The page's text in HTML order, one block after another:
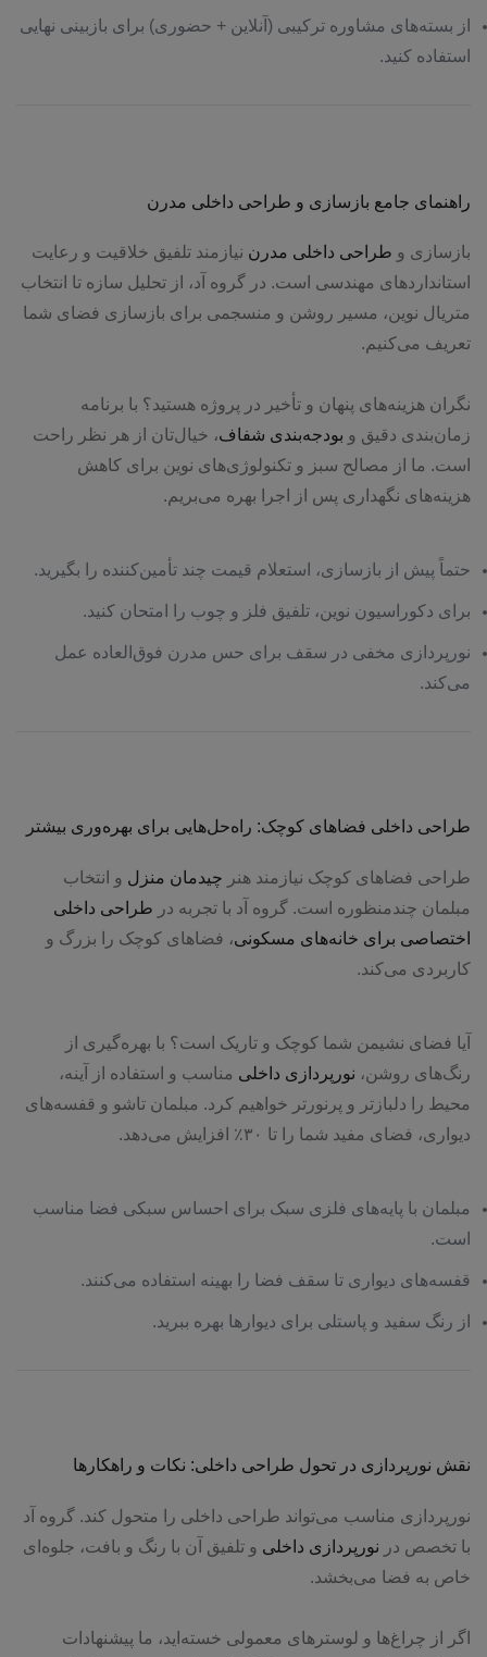
از بسته‌های مشاوره ترکیبی (آنلاین + حضوری) برای بازبینی نهایی
استفاده کنید.
راهنمای جامع بازسازی و طراحی داخلی مدرن
بازسازی و طراحی داخلی مدرن نیازمند تلفیق خلاقیت و رعایت
استانداردهای مهندسی است. در گروه آد، از تحلیل سازه تا انتخاب
متریال نوین، مسیر روشن و منسجمی برای بازسازی فضای شما
تعریف می‌کنیم.
نگران هزینه‌های پنهان و تأخیر در پروژه هستید؟ با برنامه
زمان‌بندی دقیق و بودجه‌بندی شفاف، خیال‌تان از هر نظر راحت
است. ما از مصالح سبز و تکنولوژی‌های نوین برای کاهش
هزینه‌های نگهداری پس از اجرا بهره می‌بریم.
حتماً پیش از بازسازی، استعلام قیمت چند تأمین‌کننده را بگیرید.
برای دکوراسیون نوین، تلفیق فلز و چوب را امتحان کنید.
نورپردازی مخفی در سقف برای حس مدرن فوق‌العاده عمل
می‌کند.
طراحی داخلی فضاهای کوچک: راه‌حل‌هایی برای بهره‌وری بیشتر
طراحی فضاهای کوچک نیازمند هنر چیدمان منزل و انتخاب
مبلمان چندمنظوره است. گروه آد با تجربه در طراحی داخلی
اختصاصی برای خانه‌های مسکونی، فضاهای کوچک را بزرگ و
کاربردی می‌کند.
آیا فضای نشیمن شما کوچک و تاریک است؟ با بهره‌گیری از
رنگ‌های روشن، نورپردازی داخلی مناسب و استفاده از آینه،
محیط را دلبازتر و پرنورتر خواهیم کرد. مبلمان تاشو و قفسه‌های
دیواری، فضای مفید شما را تا ۳۰٪ افزایش می‌دهد.
مبلمان با پایه‌های فلزی سبک برای احساس سبکی فضا مناسب
است.
قفسه‌های دیواری تا سقف فضا را بهینه استفاده می‌کنند.
از رنگ سفید و پاستلی برای دیوارها بهره ببرید.
نقش نورپردازی در تحول طراحی داخلی: نکات و راهکارها
نورپردازی مناسب می‌تواند طراحی داخلی را متحول کند. گروه آد
با تخصص در نورپردازی داخلی و تلفیق آن با رنگ و بافت، جلوه‌ای
خاص به فضا می‌بخشد.
اگر از چراغ‌ها و لوسترهای معمولی خسته‌اید، ما پیشنهادات